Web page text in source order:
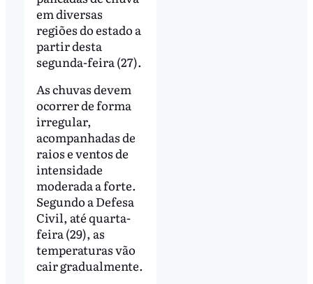
em diversas
regiões do estado a
partir desta
segunda-feira (27).
As chuvas devem
ocorrer de forma
irregular,
acompanhadas de
raios e ventos de
intensidade
moderada a forte.
Segundo a Defesa
Civil, até quarta-
feira (29), as
temperaturas vão
cair gradualmente.